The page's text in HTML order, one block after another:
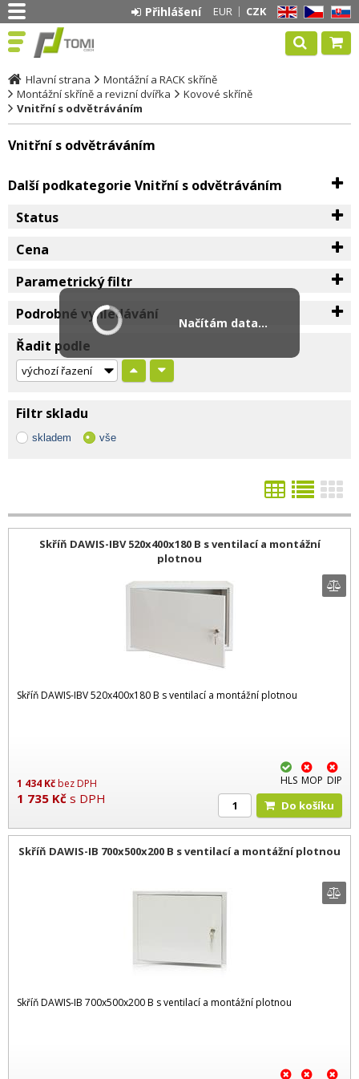
EN CZ SK
EUR CZK
Přihlášení
Hlavní strana
Montážní a RACK skříně
Montážní skříně a revizní dvířka
Kovové skříně
Vnitřní s odvětráváním
Vnitřní s odvětráváním
Další podkategorie Vnitřní s odvětráváním
Status
Cena
Parametrický filtr
Podrobné vyhledávání
Řadit podle
Filtr skladu
skladem vše
Skříň DAWIS-IBV 520x400x180 B s ventilací a montážní
plotnou
Skříň DAWIS-IBV 520x400x180 B s ventilací a montážní plotnou
1 434 Kčbez DPH
1 735 Kč s DPH
HLS MOP DIP
Do košíku
Skříň DAWIS-IB 700x500x200 B s ventilací a montážní plotnou
Skříň DAWIS-IB 700x500x200 B s ventilací a montážní plotnou
Načítám data...